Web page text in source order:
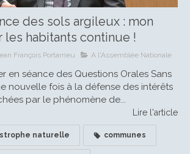
des sols argileux : mon
habitants continue !
François Portarrieu A l'Assemblée Nationale
en séance des Questions Orales Sans
nouvelle fois à la défense des intérêts
par le phénomène de...
Lire l'article
naturelle communes